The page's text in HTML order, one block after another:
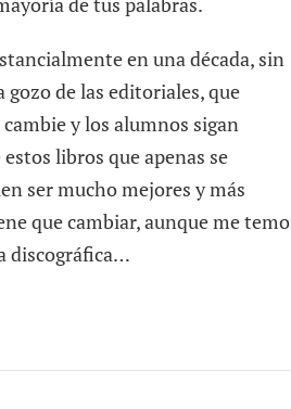
en una década, sin
de las editoriales, que
y los alumnos sigan
libros que apenas se
ser mucho mejores y más
que cambiar, aunque me temo
discográfica…